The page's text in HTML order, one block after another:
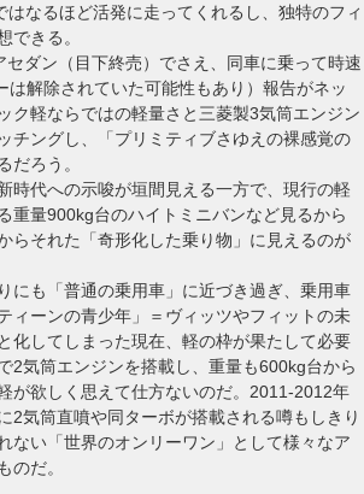
なるほど活発に走ってくれるし、独特のフィ
できる。
ダン（目下終売）でさえ、同車に乗って時速
解除されていた可能性もあり）報告がネッ
ク軽ならではの軽量さと三菱製3気筒エンジン
チングし、「プリミティブさゆえの裸感覚の
だろう。
時代への示唆が垣間見える一方で、現行の軽
重量900kg台のハイトミニバンなど見るから
らそれた「奇形化した乗り物」に見えるのが
にも「普通の乗用車」に近づき過ぎ、乗用車
ィーンの青少年」＝ヴィッツやフィットの未
化してしまった現在、軽の枠が果たして必要
2気筒エンジンを搭載し、重量も600kg台から
が欲しく思えて仕方ないのだ。2011-2012年
2気筒直噴や同ターボが搭載される噂もしきり
ない「世界のオンリーワン」として様々なア
のだ。